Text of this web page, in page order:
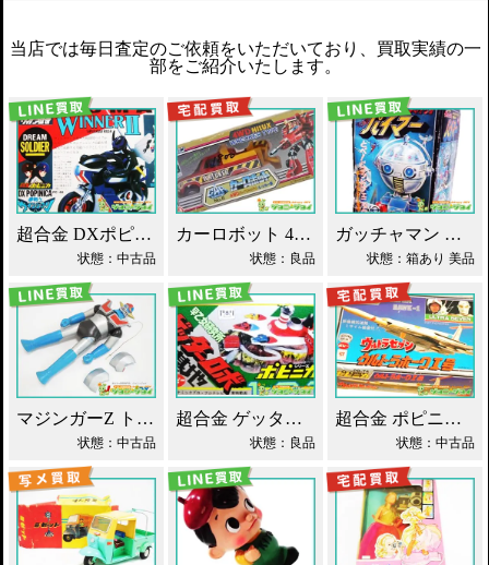
当店では毎日査定のご依頼をいただいており、買取実績の一
部をご紹介いたします。
超合金 DXポピニカ ウィナア2世 夢戦士ウイングマン PC-46 買取！
状態：中古品
カーロボット 4WD・レッカー車 ダイアクロン買取！
状態：良品
ガッチャマン パイマー DXジャンボマシンダー買取！
状態：箱あり 美品
マジンガーZ トーキング ソフビ マスダヤ買取！
状態：中古品
超合金 ゲッターロボ基地 早乙女研究所 買取！
状態：良品
超合金 ポピニカ ウルトラセブン ウルトラホーク1号 買取！
状態：中古品